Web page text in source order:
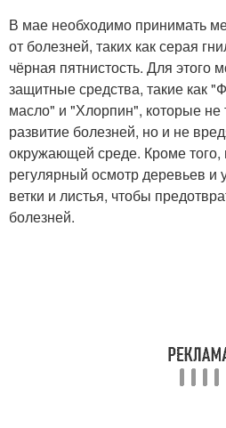
В мае необходимо принимать
от болезней, таких как серая
чёрная пятнистость. Для этого
защитные средства, такие как
масло" и "Хлорпин", которые
развитие болезней, но и не
окружающей среде. Кроме того,
регулярный осмотр деревьев и
ветки и листья, чтобы
болезней.